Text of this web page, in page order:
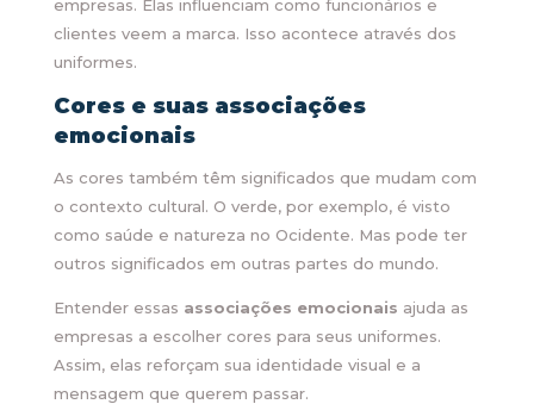
empresas. Elas influenciam como funcionários e
clientes veem a marca. Isso acontece através dos
uniformes.
Cores e suas associações
emocionais
As cores também têm significados que mudam com
o contexto cultural. O verde, por exemplo, é visto
como saúde e natureza no Ocidente. Mas pode ter
outros significados em outras partes do mundo.
Entender essas associações emocionais ajuda as
empresas a escolher cores para seus uniformes.
Assim, elas reforçam sua identidade visual e a
mensagem que querem passar.